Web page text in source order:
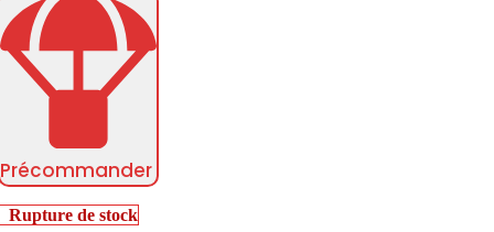
Précommander
Rupture de stock